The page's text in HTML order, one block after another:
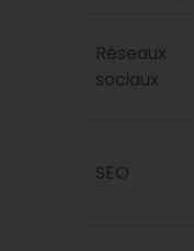
Réseaux
sociaux
SEO